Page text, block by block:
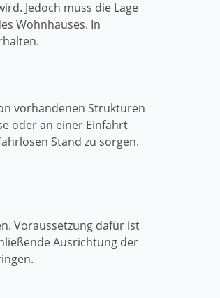
Jedoch muss die Lage
Wohnhauses. In
vorhandenen Strukturen
oder an einer Einfahrt
Stand zu sorgen.
Voraussetzung dafür ist
Ausrichtung der